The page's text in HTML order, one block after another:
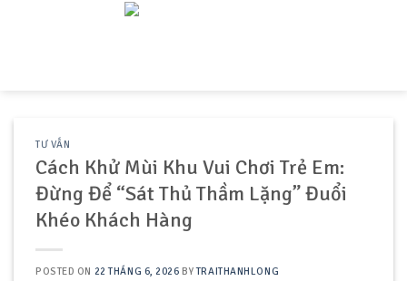
TƯ VẤN
Cách Khử Mùi Khu Vui Chơi Trẻ Em:
Đừng Để “Sát Thủ Thầm Lặng” Đuổi
Khéo Khách Hàng
POSTED ON 22 THÁNG 6, 2026 BYTRAITHANHLONG